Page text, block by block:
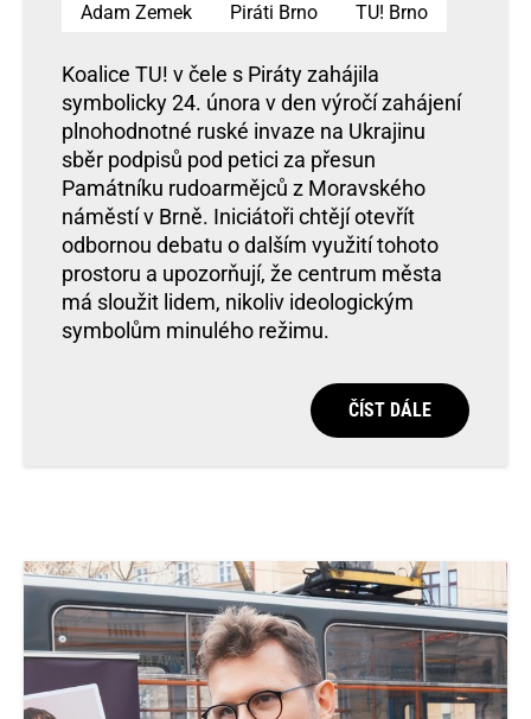
Adam Zemek Piráti Brno TU! Brno
Koalice TU! v čele s Piráty zahájila
symbolicky 24. února v den výročí zahájení
plnohodnotné ruské invaze na Ukrajinu
sběr podpisů pod petici za přesun
Památníku rudoarmějců z Moravského
náměstí v Brně. Iniciátoři chtějí otevřít
odbornou debatu o dalším využití tohoto
prostoru a upozorňují, že centrum města
má sloužit lidem, nikoliv ideologickým
symbolům minulého režimu.
ČÍST DÁLE